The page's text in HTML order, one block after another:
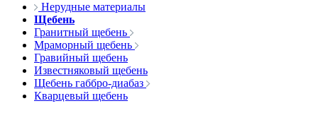
Нерудные материалы
Щебень
Гранитный щебень
Мраморный щебень
Гравийный щебень
Известняковый щебень
Щебень габбро-диабаз
Кварцевый щебень